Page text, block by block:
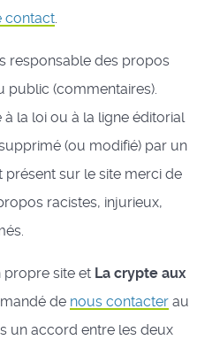
contact.
responsable des propos
public (commentaires).
la loi ou à la ligne éditorial
(ou modifié) par un
présent sur le site merci de
racistes, injurieux,
propre site et La crypte aux
de nous contacterau
un accord entre les deux